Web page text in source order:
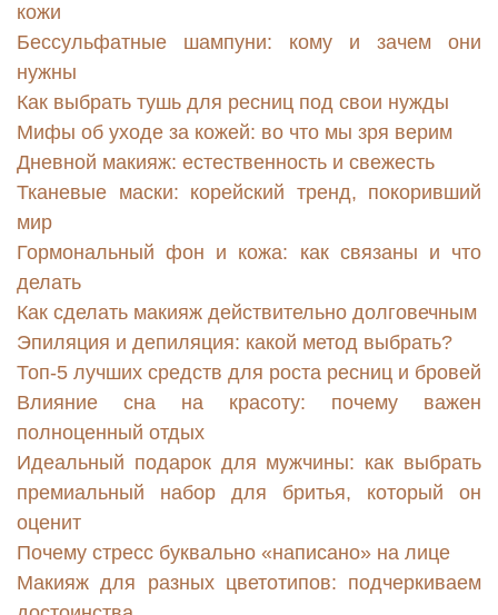
кожи
Бессульфатные шампуни: кому и зачем они
нужны
Как выбрать тушь для ресниц под свои нужды
Мифы об уходе за кожей: во что мы зря верим
Дневной макияж: естественность и свежесть
Тканевые маски: корейский тренд, покоривший
мир
Гормональный фон и кожа: как связаны и что
делать
Как сделать макияж действительно долговечным
Эпиляция и депиляция: какой метод выбрать?
Топ-5 лучших средств для роста ресниц и бровей
Влияние сна на красоту: почему важен
полноценный отдых
Идеальный подарок для мужчины: как выбрать
премиальный набор для бритья, который он
оценит
Почему стресс буквально «написано» на лице
Макияж для разных цветотипов: подчеркиваем